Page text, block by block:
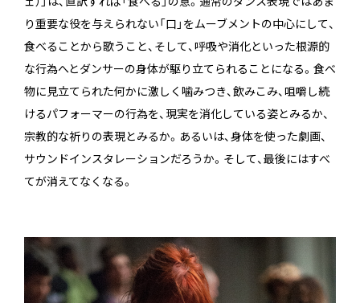
り重要な役を与えられない「口」をムーブメントの中心にして、
食べることから歌うこと、そして、呼吸や消化といった根源的
な行為へとダンサーの身体が駆り立てられることになる。食べ
物に見立てられた何かに激しく噛みつき、飲みこみ、咀嚼し続
けるパフォーマーの行為を、現実を消化している姿とみるか、
宗教的な祈りの表現とみるか。あるいは、身体を使った劇画、
サウンドインスタレーションだろうか。そして、最後にはすべ
てが消えてなくなる。